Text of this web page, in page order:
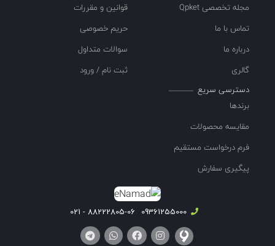
مجله تخصصی Qpket
تماس با ما
درباره ما
گالری
قوانین و مقررات
حریم خصوصی
سوالات متداول
ثبت نام / ورود
دسترسی سریع
برندها
مقایسه محصولات
فرم درخواست مستقیم
پیگیری سفارش
09361255000
88222805-06 - 021